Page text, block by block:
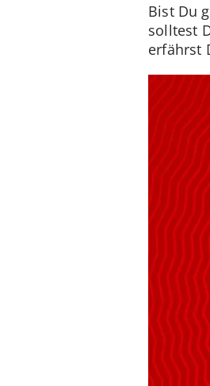
Bist Du
solltest
erfährst